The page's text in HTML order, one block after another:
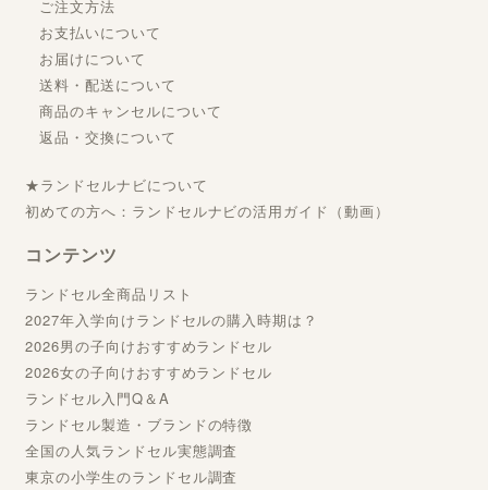
ご注文方法
お支払いについて
お届けについて
送料・配送について
商品のキャンセルについて
返品・交換について
★ランドセルナビについて
初めての方へ：ランドセルナビの活用ガイド（動画）
コンテンツ
ランドセル全商品リスト
2027年入学向けランドセルの購入時期は？
2026男の子向けおすすめランドセル
2026女の子向けおすすめランドセル
ランドセル入門Q＆A
ランドセル製造・ブランドの特徴
全国の人気ランドセル実態調査
東京の小学生のランドセル調査